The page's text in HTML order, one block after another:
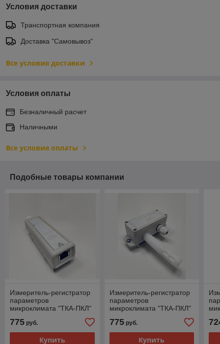
Условия доставки
Транспортная компания
Доставка "Самовывоз"
Все условия доставки
Условия оплаты
Безналичный расчет
Наличными
Все условия оплаты
Подобные товары компании
Измеритель-регистратор
параметров
микроклимата "ТКА-ПКЛ"
775 руб.
Купить
Измеритель-регистратор
параметров
микроклимата "ТКА-ПКЛ"
775руб.
Купить